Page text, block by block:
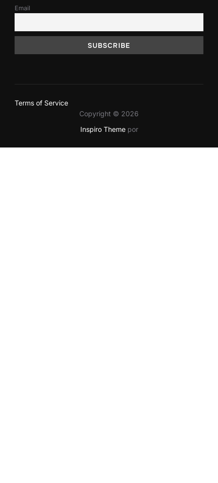
Email
Terms of Service
Copyright © 2026
Inspiro Themepor